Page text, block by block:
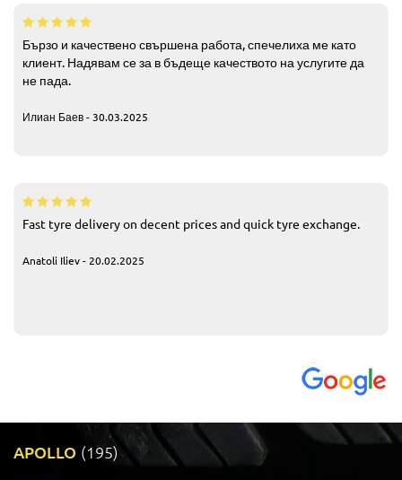
Бързо и качествено свършена работа, спечелиха ме като
клиент. Надявам се за в бъдеще качеството на услугите да
не пада.
Илиан Баев - 30.03.2025
Fast tyre delivery on decent prices and quick tyre exchange.
Anatoli Iliev - 20.02.2025
APOLLO (195)